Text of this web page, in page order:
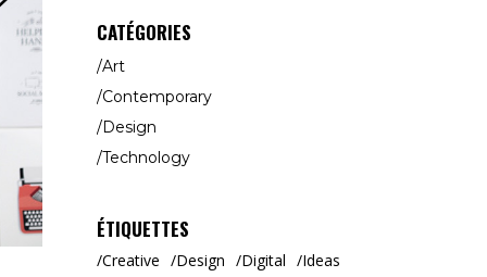
CATÉGORIES
Art
Contemporary
Design
Technology
ÉTIQUETTES
Creative Design Digital
Ideas